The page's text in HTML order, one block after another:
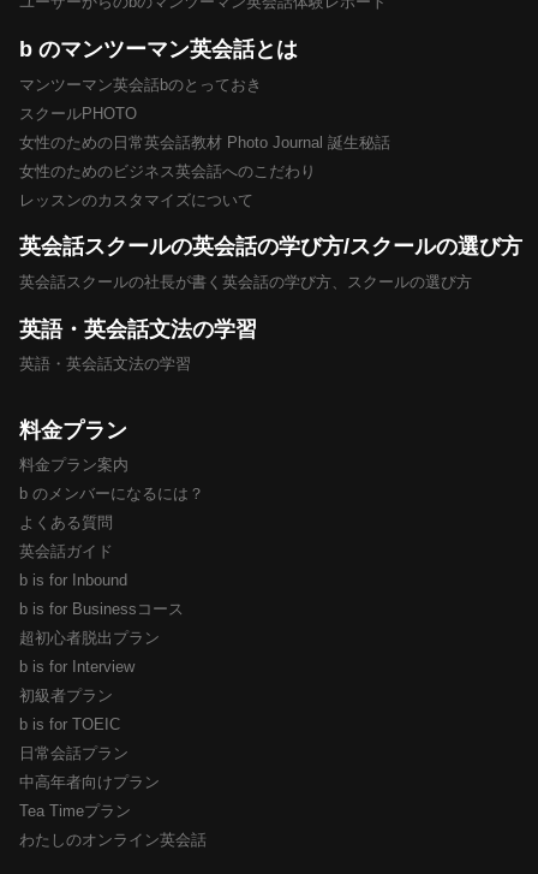
b のマンツーマン英会話とは
マンツーマン英会話bのとっておき
スクールPHOTO
女性のための日常英会話教材 Photo Journal 誕生秘話
女性のためのビジネス英会話へのこだわり
レッスンのカスタマイズについて
英会話スクールの英会話の学び方/スクールの選び方
英会話スクールの社長が書く英会話の学び方、スクールの選び方
英語・英会話文法の学習
英語・英会話文法の学習
料金プラン
料金プラン案内
b のメンバーになるには？
よくある質問
英会話ガイド
b is for Inbound
b is for Businessコース
超初心者脱出プラン
b is for Interview
初級者プラン
b is for TOEIC
日常会話プラン
中高年者向けプラン
Tea Timeプラン
わたしのオンライン英会話